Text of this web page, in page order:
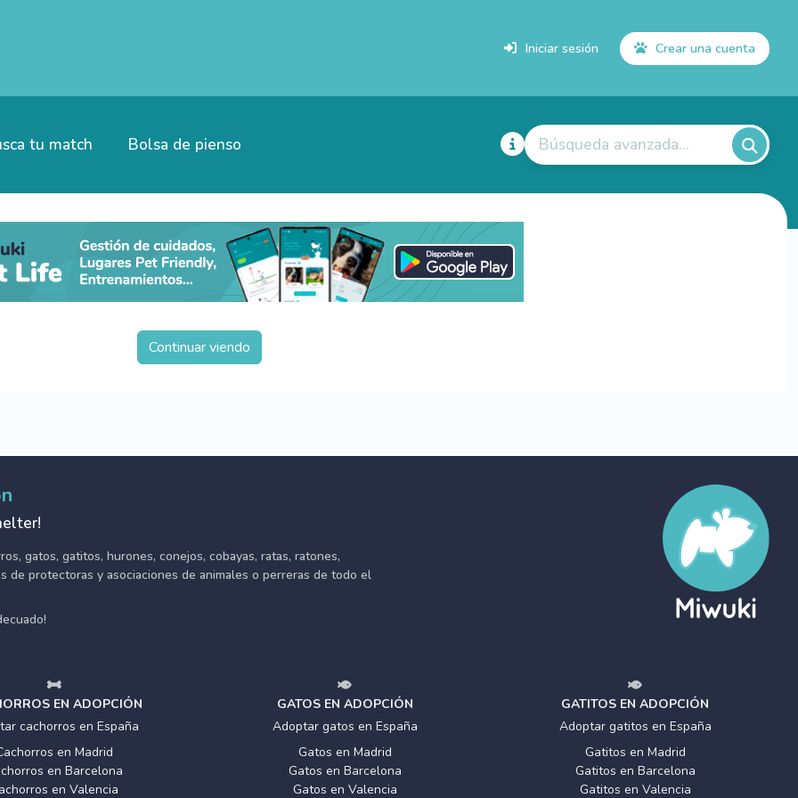
Iniciar sesión Crear una cuenta
tu match Bolsa de pienso Búsqueda avanzada...
Continuar viendo
gatos, gatitos, hurones, conejos, cobayas, ratas, ratones,
de protectoras y asociaciones de animales o perreras de todo el
EN ADOPCIÓN
cachorros en España
en Madrid
en Barcelona
en Valencia
GATOS EN ADOPCIÓN
Adoptar gatos en España
Gatos en Madrid
Gatos en Barcelona
Gatos en Valencia
GATITOS EN ADOPCIÓN
Adoptar gatitos en España
Gatitos en Madrid
Gatitos en Barcelona
Gatitos en Valencia